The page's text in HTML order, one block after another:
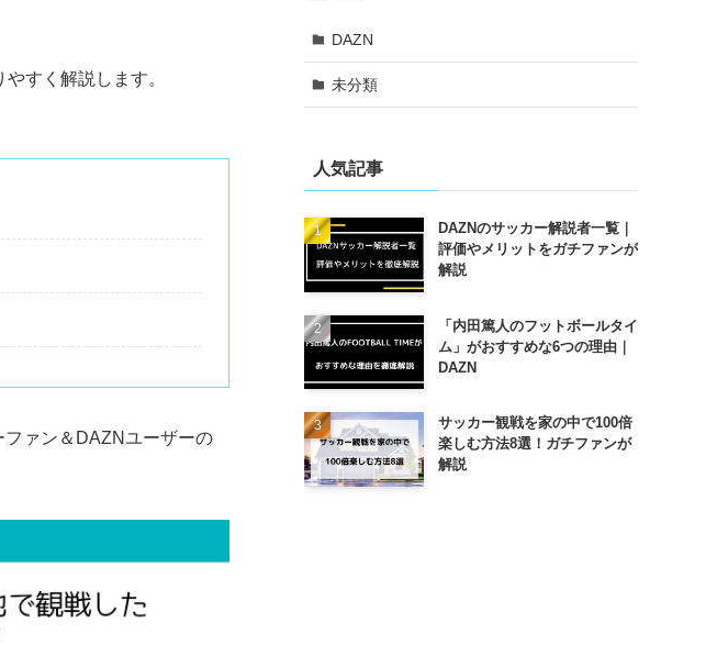
すく解説します。
ァン＆DAZNユーザーの
DAZN
未分類
人気記事
DAZNのサッカー解説者一覧｜
評価やメリットをガチファンが
解説
「内田篤人のフットボールタイ
ム」がおすすめな6つの理由｜
DAZN
サッカー観戦を家の中で100倍
楽しむ方法8選！ガチファンが
解説